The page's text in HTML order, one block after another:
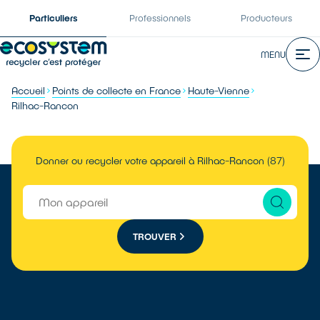
Particuliers Professionnels Producteurs
MENU
Accueil Points de collecte en France
Haute-Vienne
Rilhac-Rancon
Donner ou recycler votre appareil à Rilhac-Rancon (87)
TROUVER